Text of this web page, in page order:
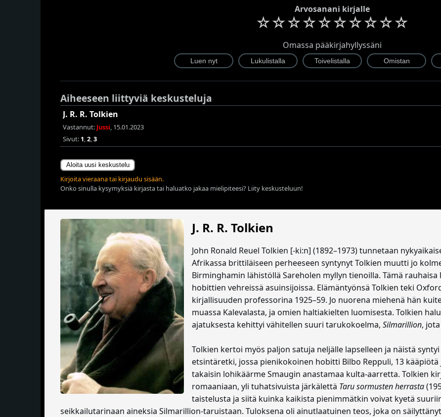
Arvosanani kirjalle
☆☆☆☆☆☆☆☆☆☆
Omassa pääkirjahyllyssäni
Aiheeseen liittyviä keskusteluja
J. R. R. Tolkien
Vastannut: Jussi, 15.01.2023
Sivut: 1,2,3
Aloita uusi keskustelu
Kirjoita vieraana tai kirjaudu sisään.
Onko sinulla kysymyksiä kirjasta tai haluatko jakaa mielipiteesi? Liity keskusteluun!
J. R. R. Tolkien
John Ronald Reuel Tolkien [-ki:n] (1892–1973) tunnetaan
Afrikassa brittiläiseen perheeseen syntynyt Tolkien muutti jo
Birminghamin lähistöllä Sareholen myllyn tienoilla. Tämä
hobittien vehreissä asuinsijoissa. Elämäntyönsä Tolkien teki
kirjallisuuden professorina 1925–59. Jo nuorena miehenä hän
muassa Kalevalasta, ja omien haltiakielten luomisesta. Tolkien
ajatuksesta kehittyi vähitellen suuri tarukokoelma, Silmarillion,
Tolkien kertoi myös paljon satuja neljälle lapselleen ja näistä
etsintäretki, jossa pienikokoinen hobitti Bilbo Reppuli, 13
takaisin lohikäärme Smaugin anastamaa kulta-aarretta. Tolkien
romaaniaan, yli tuhatsivuista järkälettä Taru sormusten herrasta
taistelusta ja siitä kuinka kaikista pienimmätkin voivat kyetä
seikkailutarinaan aineksia Silmarillion-taruistaan. Tuloksena oli ainutlaatuinen teos, joka on